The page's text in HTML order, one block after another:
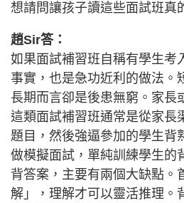
想請問讓孩子讀這些面試班真
趙Sir答：
如果面試補習班自稱有學生考
事實，也是急功近利的做法。
長期而言卻是後患無窮。家長
這類面試補習班通常是從家長
題目，然後強逼參加的學生背
做模擬面試，單純訓練學生的
背答案，主要有兩個大缺點。
解」，理解才可以靈活推理。